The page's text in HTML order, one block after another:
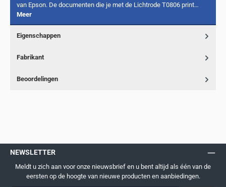
van Epson. De documenten die je met de Lichtrode T0806 print…
Meer
Eigenschappen
Fabrikant
Beoordelingen
NEWSLETTER
Meldt u zich aan voor onze nieuwsbrief en u bent altijd als één van de
eersten op de hoogte van nieuwe producten en aanbiedingen.